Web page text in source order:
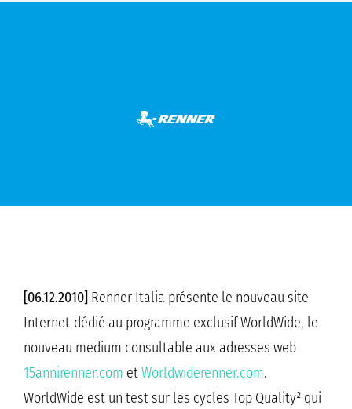
[06.12.2010] Renner Italia présente le nouveau site
Internet dédié au programme exclusif WorldWide, le
nouveau medium consultable aux adresses web
15annirenner.com etWorldwiderenner.com.
WorldWide est un test sur les cycles Top Quality² qui